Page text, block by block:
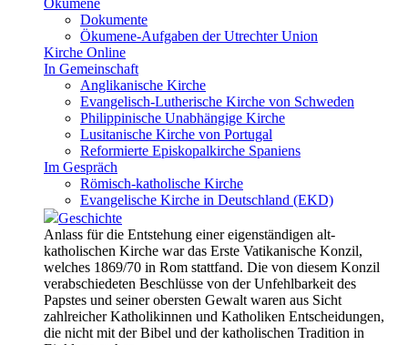
Ökumene
Dokumente
Ökumene-Aufgaben der Utrechter Union
Kirche Online
In Gemeinschaft
Anglikanische Kirche
Evangelisch-Lutherische Kirche von Schweden
Philippinische Unabhängige Kirche
Lusitanische Kirche von Portugal
Reformierte Episkopalkirche Spaniens
Im Gespräch
Römisch-katholische Kirche
Evangelische Kirche in Deutschland (EKD)
Geschichte
Anlass für die Entstehung einer eigenständigen alt-
katholischen Kirche war das Erste Vatikanische Konzil,
welches 1869/70 in Rom stattfand. Die von diesem Konzil
verabschiedeten Beschlüsse von der Unfehlbarkeit des
Papstes und seiner obersten Gewalt waren aus Sicht
zahlreicher Katholikinnen und Katholiken Entscheidungen,
die nicht mit der Bibel und der katholischen Tradition in